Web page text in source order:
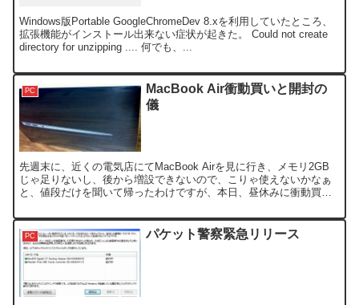
Windows版Portable GoogleChromeDev 8.xを利用していたところ、
拡張機能がインストール出来ない症状が起きた。 Could not create
directory for unzipping .... 何でも、...
PC
MacBook Air衝動買いと開封の
儀
先週末に、近くの電気店にてMacBook Airを見に行き、メモリ2GB
じゃ足りないし、後から増設できないので、こりゃ使えないかなぁ
と、値段だけを聞いて帰ったわけですが、本日、昼休みに衝動買い
PC パケット警察緊急リリース